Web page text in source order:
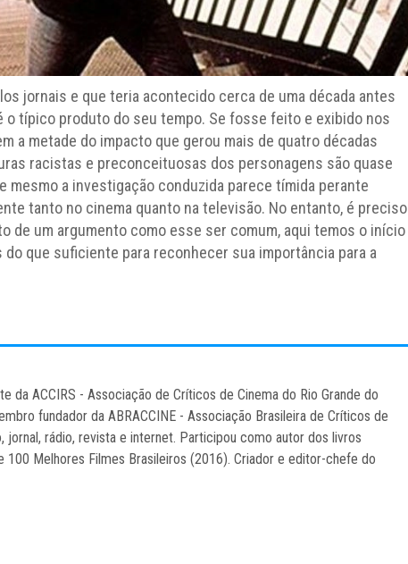
jornais e que teria acontecido cerca de uma década antes
o típico produto do seu tempo. Se fosse feito e exibido nos
a metade do impacto que gerou mais de quatro décadas
racistas e preconceituosas dos personagens são quase
a investigação conduzida parece tímida perante
tanto no cinema quanto na televisão. No entanto, é preciso
de um argumento como esse ser comum, aqui temos o início
que suficiente para reconhecer sua importância para a
da ACCIRS - Associação de Críticos de Cinema do Rio Grande do
fundador da ABRACCINE - Associação Brasileira de Críticos de
jornal, rádio, revista e internet. Participou como autor dos livros
100 Melhores Filmes Brasileiros (2016). Criador e editor-chefe do